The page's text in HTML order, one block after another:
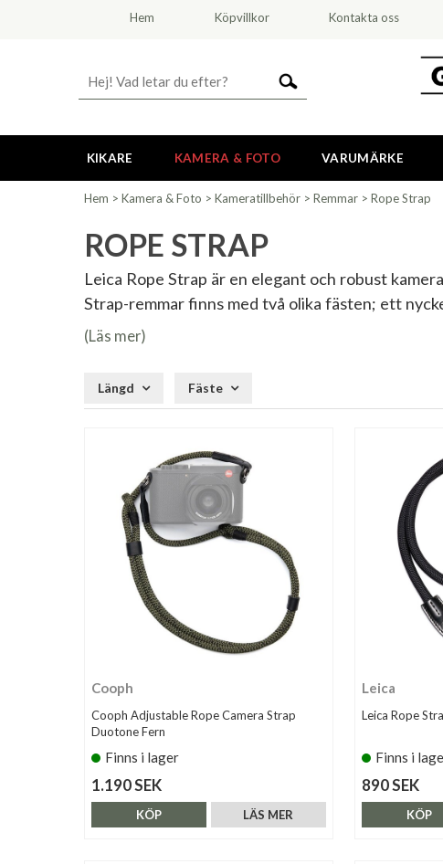
Hem Köpvillkor Kontakta oss
KIKARE KAMERA & FOTO VARUMÄRKE
Hem > Kamera & Foto > Kameratillbehör > Remmar > Rope Strap
ROPE STRAP
Leica Rope Strap är en elegant och robust
Strap-remmar finns med två olika fästen; ett
(Läs mer)
Längd Fäste
Cooph
Cooph Adjustable Rope Camera Strap
Duotone Fern
Finns i lager
1.190 SEK
LÄS MER
KÖP
Leica
Leica Rope
Finns i
890 SEK
KÖP